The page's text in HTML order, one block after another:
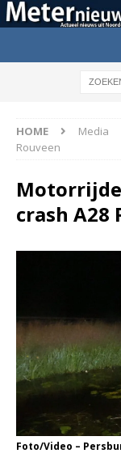
HOME Media
Rouveen
crash A28
Foto/Video –